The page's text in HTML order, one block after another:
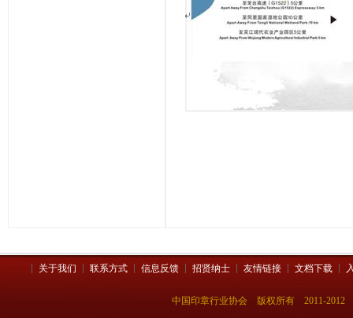
关于我们 联系方式 信息反馈 招贤纳士 友情链接 文档下载
中国印章行业协会 版权所有 2011-2012